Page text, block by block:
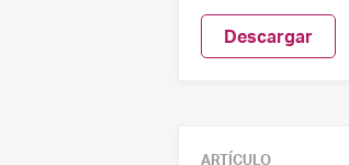
Descargar
ARTÍCULO